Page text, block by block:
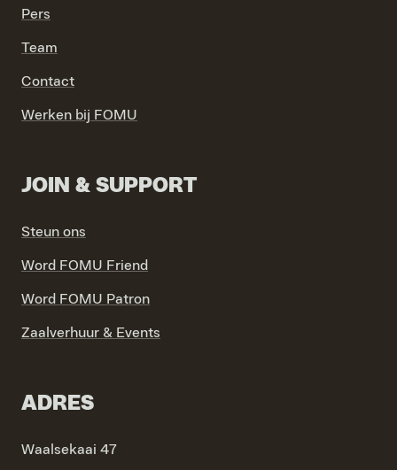
Pers
Team
Contact
Werken bij FOMU
JOIN & SUPPORT
Steun ons
Word FOMU Friend
Word FOMU Patron
Zaalverhuur & Events
ADRES
Waalsekaai 47